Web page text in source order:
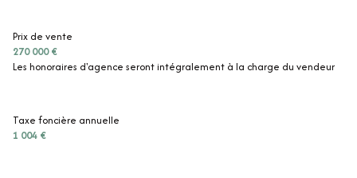
bureau
WC
Prix de vente
270 000 €
Les honoraires d'agence seront intégralement à la charge du vendeur
Taxe foncière annuelle
1 004 €